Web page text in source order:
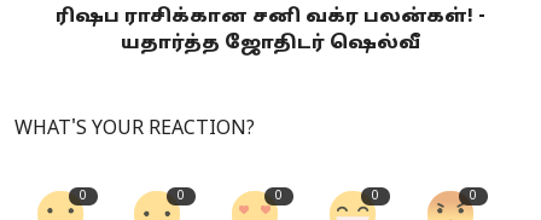
ரிஷப ராசிக்கான சனி வக்ர பலன்கள்! -
யதார்த்த ஜோதிடர் ஷெல்வீ
WHAT'S YOUR REACTION?
0 0 0 0 0